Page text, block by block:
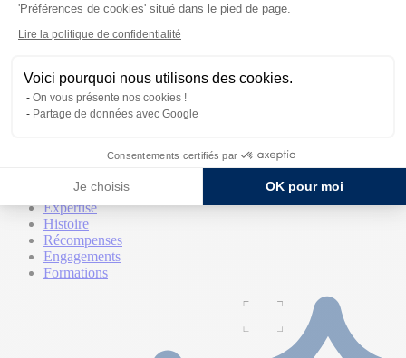
Qui sommes-nous
Expertise
Histoire
Récompenses
Engagements
Formations
'Préférences de cookies' situé dans le pied de page.
Lire la politique de confidentialité
Voici pourquoi nous utilisons des cookies.
On vous présente nos cookies !
Partage de données avec Google
Consentements certifiés par
Je choisis OK pour moi